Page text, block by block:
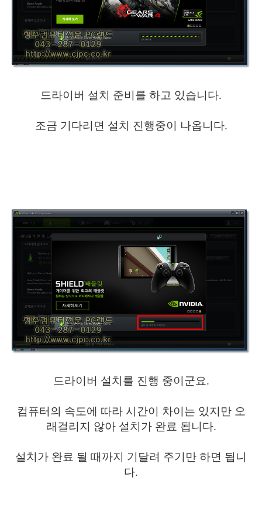
드라이버 설치 준비를 하고 있습니다.
조금 기다리면 설치 진행중이 나옵니다.
드라이버 설치를 진행 중이군요.
컴퓨터의 속도에 따라 시간이 차이는 있지만 오
래걸리지 않아 설치가 완료 됩니다.
설치가 완료 될 때까지 기달려 주기만 하면 됩니
다.